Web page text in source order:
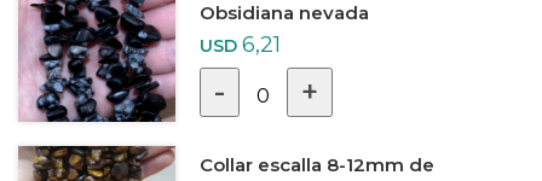
Obsidiana nevada
USD 6,21
- 0 +
Collar escalla 8-12mm de